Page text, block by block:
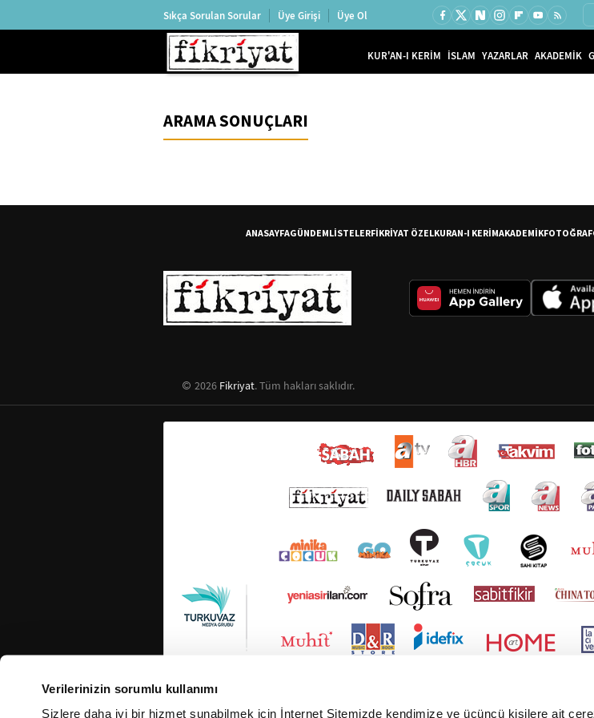
Verilerinizin sorumlu kullanımı
Sizlere daha iyi bir hizmet sunabilmek için İnternet Sitemizde kendimize ve üçüncü kişilere ait
Sıkça Sorulan Sorular Üye Girişi Üye Ol
KUR'AN-I KERİM İSLAM YAZARLAR AKADEMİK
ARAMA SONUÇLARI
ANASAYFAGÜNDEMLİSTELERFİKRİYAT ÖZELKURAN-I KERİMAKADEMİKFOTOĞRAF
2026 Fikriyat. Tüm hakları saklıdır.